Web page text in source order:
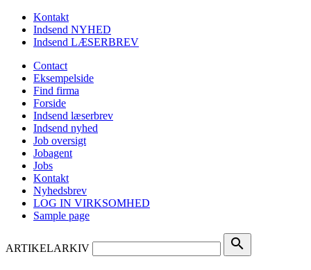
Kontakt
Indsend NYHED
Indsend LÆSERBREV
Contact
Eksempelside
Find firma
Forside
Indsend læserbrev
Indsend nyhed
Job oversigt
Jobagent
Jobs
Kontakt
Nyhedsbrev
LOG IN VIRKSOMHED
Sample page
ARTIKELARKIV search